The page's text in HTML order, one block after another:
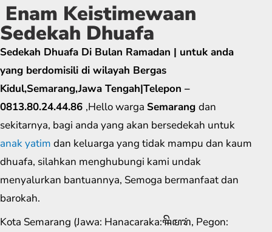
Enam Keistimewaan
Sedekah Dhuafa
Sedekah Dhuafa Di Bulan Ramadan | untuk anda
yang berdomisili di wilayah Bergas
Kidul,Semarang,Jawa Tengah|Telepon –
0813.80.24.44.86 ,Hello warga Semarang dan
sekitarnya, bagi anda yang akan bersedekah untuk
anak yatim dan keluarga yang tidak mampu dan kaum
dhuafa, silahkan menghubungi kami undak
menyalurkan bantuannya, Semoga bermanfaat dan
barokah.
Kota Semarang (Jawa: Hanacaraka:ꦯꦼꦩꦫꦁ​, Pegon: